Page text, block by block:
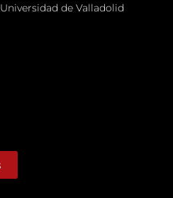
de Valladolid